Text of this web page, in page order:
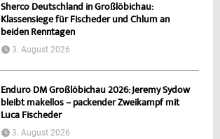
Sherco Deutschland in Großlöbichau:
Klassensiege für Fischeder und Chlum an
beiden Renntagen
3. August 2026
Enduro DM Großlöbichau 2026: Jeremy Sydow
bleibt makellos – packender Zweikampf mit
Luca Fischeder
3. August 2026